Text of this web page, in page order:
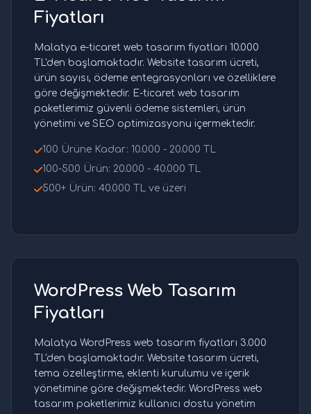
Fiyatları
Malatya e-ticaret web tasarım fiyatları 10.000
TL'den başlamaktadır. Website tasarım ücreti,
ürün sayısı, ödeme entegrasyonları ve özelliklere
göre değişmektedir. E-ticaret web tasarım
paketlerimiz güvenli ödeme sistemleri, ürün
yönetimi ve SEO optimizasyonu içermektedir.
100 Ürüne Kadar: 10.000 - 20.000 TL
100-500 Ürün: 20.000 - 40.000 TL
500+ Ürün: 40.000 TL ve üzeri
WordPress Web Tasarım
Fiyatları
Malatya WordPress web tasarım fiyatları 3.000
TL'den başlamaktadır. Website tasarım ücreti,
tema özelleştirme, eklenti kurulumu ve içerik
yönetimine göre değişmektedir. WordPress web
tasarım paketlerimiz kullanıcı dostu yönetim